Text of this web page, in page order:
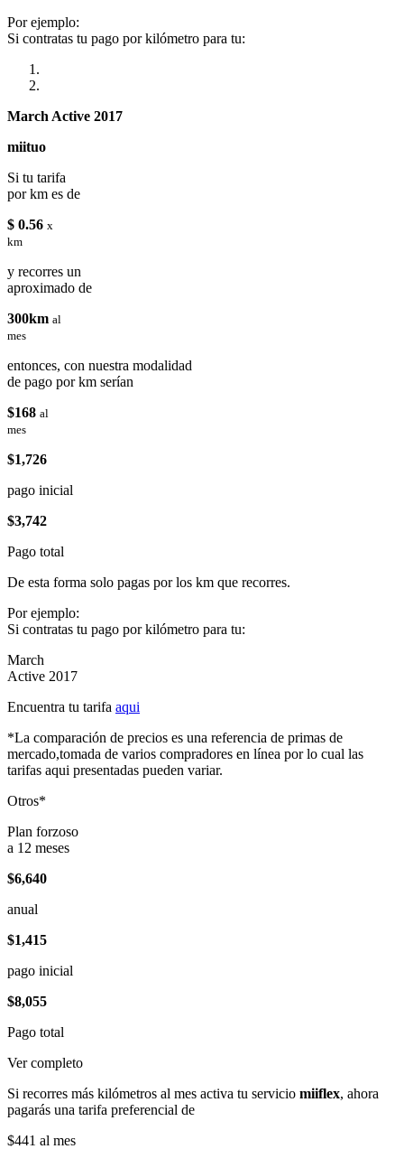
Por ejemplo:
Si contratas tu pago por kilómetro para tu:
March Active 2017
miituo
Si tu tarifa
por km es de
$ 0.56 x
km
y recorres un
aproximado de
300km al
mes
entonces, con nuestra modalidad
de pago por km serían
$168 al
mes
$1,726
pago inicial
$3,742
Pago total
De esta forma solo pagas por los km que recorres.
Por ejemplo:
Si contratas tu pago por kilómetro para tu:
March
Active 2017
Encuentra tu tarifa aqui
*La comparación de precios es una referencia de primas de
mercado,tomada de varios compradores en línea por lo cual las
tarifas aqui presentadas pueden variar.
Otros*
Plan forzoso
a 12 meses
$6,640
anual
$1,415
pago inicial
$8,055
Pago total
Ver completo
Si recorres más kilómetros al mes activa tu servicio miiflex, ahora
pagarás una tarifa preferencial de
$441 al mes